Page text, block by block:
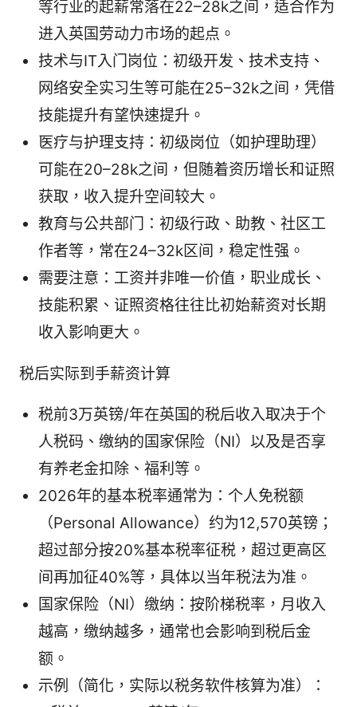
等行业的起薪常落在22–28k之间，适合作为
进入英国劳动力市场的起点。
技术与IT入门岗位：初级开发、技术支持、
网络安全实习生等可能在25–32k之间，凭借
技能提升有望快速提升。
医疗与护理支持：初级岗位（如护理助理）
可能在20–28k之间，但随着资历增长和证照
获取，收入提升空间较大。
教育与公共部门：初级行政、助教、社区工
作者等，常在24–32k区间，稳定性强。
需要注意：工资并非唯一价值，职业成长、
技能积累、证照资格往往比初始薪资对长期
收入影响更大。
税后实际到手薪资计算
税前3万英镑/年在英国的税后收入取决于个
人税码、缴纳的国家保险（NI）以及是否享
有养老金扣除、福利等。
2026年的基本税率通常为：个人免税额
（Personal Allowance）约为12,570英镑；
超过部分按20%基本税率征税，超过更高区
间再加征40%等，具体以当年税法为准。
国家保险（NI）缴纳：按阶梯税率，月收入
越高，缴纳越多，通常也会影响到税后金
额。
示例（简化，实际以税务软件核算为准）：